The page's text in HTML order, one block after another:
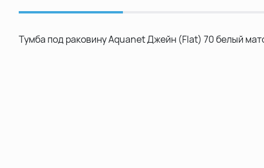
Тумба под раковину Aquanet Джейн (Flat) 70 белый